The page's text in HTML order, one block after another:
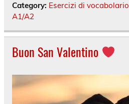
Category: Esercizi di vocabolario
A1/A2
Buon San Valentino